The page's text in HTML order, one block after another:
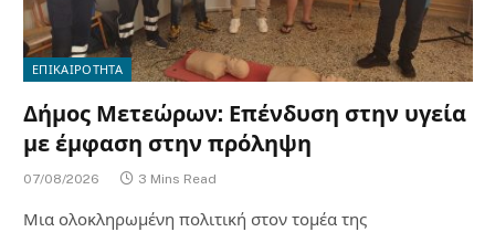
ΕΠΙΚΑΙΡΟΤΗΤΑ
Δήμος Μετεώρων: Επένδυση στην υγεία
με έμφαση στην πρόληψη
07/08/2026 3 Mins Read
Μια ολοκληρωμένη πολιτική στον τομέα της